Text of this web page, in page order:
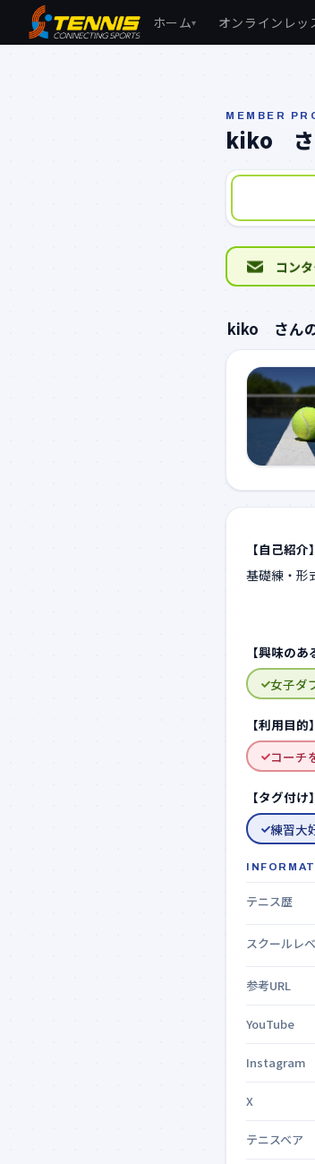
ホーム▾ オンラインレッ
MEMBER
kiko さ
コンタ
kiko さん
【自己紹介】
【興味のあ
女子ダ
【利用目的】
コーチ
【タグ付け】
練習大
テニス歴
スクールレ
参考URL
YouTube
Instagram
X
テニスベア